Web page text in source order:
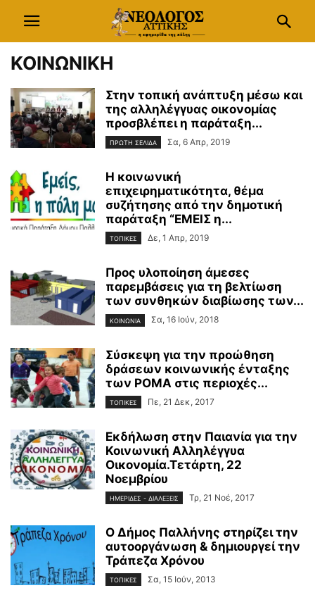
ΚΟΙΝΩΝΙΚΗ
Στην τοπική ανάπτυξη μέσω και
της αλληλέγγυας οικονομίας
προσβλέπει η παράταξη...
ΠΡΩΤΗ ΣΕΛΙΔΑ Σα, 6 Απρ, 2019
Η κοινωνική
επιχειρηματικότητα, θέμα
συζήτησης από την δημοτική
παράταξη “ΕΜΕΙΣ η...
ΤΟΠΙΚΕΣ Δε, 1 Απρ, 2019
Προς υλοποίηση άμεσες
παρεμβάσεις για τη βελτίωση
των συνθηκών διαβίωσης των...
ΚΟΙΝΩΝΙΑ Σα, 16 Ιούν, 2018
Σύσκεψη για την προώθηση
δράσεων κοινωνικής ένταξης
των ΡΟΜΑ στις περιοχές...
ΤΟΠΙΚΕΣ Πε, 21 Δεκ, 2017
Εκδήλωση στην Παιανία για την
Κοινωνική Αλληλέγγυα
Οικονομία.Τετάρτη, 22
Νοεμβρίου
ΗΜΕΡΙΔΕΣ - ΔΙΑΛΕΞΕΙΣ Τρ, 21 Νοέ, 2017
Ο Δήμος Παλλήνης στηρίζει την
αυτοοργάνωση & δημιουργεί την
Τράπεζα Χρόνου
ΤΟΠΙΚΕΣ Σα, 15 Ιούν, 2013